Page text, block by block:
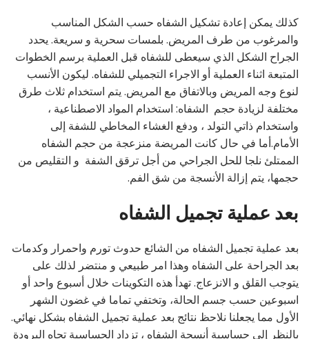
كذلك يمكن إعادة تشكيل الشفاه حسب الشكل المناسب
والمرغوب من طرف المريض. بلمسات سحرية و سريعة. يحدد
الجراح الشكل الذي سيعطى للشفاه قبل العملية برسم الخطوات
المتبعة اثناء العملية أو الاجراء التجميلي للشفاه. ليكون الأنسب
لنوع وجه المريض وبالاتفاق مع المريض. يتم استخدام ثلاث طرق
مختلفة لزيادة حجم الشفاه: استخدام المواد الاصطناعية ،
واستخدام ذاتي التولد ، ودفع الغشاء المخاطي للشفة إلى
الأمام.أما في حال كانت المريضة منزعجة من حجم الشفاه
الممتلئ نلجا للحل الجراحي من أجل ترقق الشفة و التقليص من
حجمها، يتم إزالة الأنسجة من شق الفم.
بعد عملية تجميل الشفاه
بعد عملية تجميل الشفاه من الشائع حدوث تورم واحمرار وكدمات
بعد الجراحة على الشفاه وهذا امر طبيعي و منتضر لذلك على
يتوجب القلق و الانزعاج. تهدأ هذه التكوينات خلال أسبوع واحد أو
اسبوعين حسب جسم الحالة، وتختفي تماما في غضون الشهر
الأول مما يجعلنا نلاحظ نتائج بعد عملية تجميل الشفاه بشكل نهائي.
بالنظر إلى حساسية أنسجة الشفاه ، تزداد الحساسية تجاه البرودة